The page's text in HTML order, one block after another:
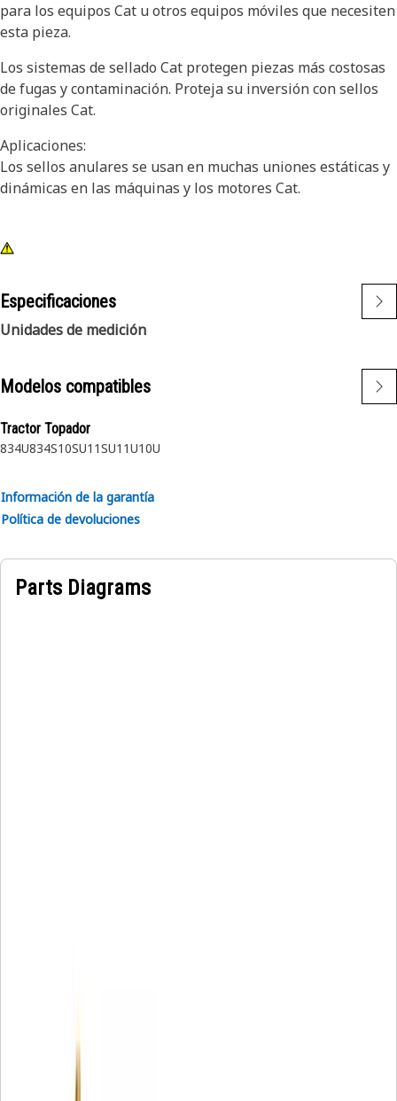
para los equipos Cat u otros equipos móviles que necesiten
esta pieza.
Los sistemas de sellado Cat protegen piezas más costosas
de fugas y contaminación. Proteja su inversión con sellos
originales Cat.
Aplicaciones:
Los sellos anulares se usan en muchas uniones estáticas y
dinámicas en las máquinas y los motores Cat.
Especificaciones
Unidades de medición
Modelos compatibles
Tractor Topador
834U834S10SU11SU11U10U
Información de la garantía
Política de devoluciones
Parts Diagrams